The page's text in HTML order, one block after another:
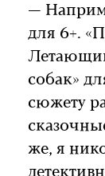
—
для 6+.
собак»
сюжету
же, я